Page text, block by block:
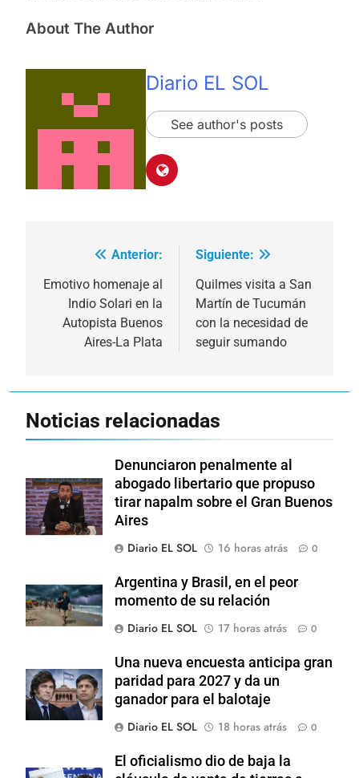
About The Author
Diario EL SOL
See author's posts
Navegación
de
entradas
Anterior:
Emotivo homenaje al
Indio Solari en la
Autopista Buenos
Aires-La Plata
Siguiente:
Quilmes visita a San
Martín de Tucumán
con la necesidad de
seguir sumando
Noticias relacionadas
Denunciaron penalmente al
abogado libertario que propuso
tirar napalm sobre el Gran Buenos
Aires
Diario EL SOL
16 horas atrás 0
Argentina y Brasil, en el peor
momento de su relación
Diario EL SOL
17 horas atrás 0
Una nueva encuesta anticipa gran
paridad para 2027 y da un
ganador para el balotaje
Diario EL SOL
18 horas atrás 0
El oficialismo dio de baja la